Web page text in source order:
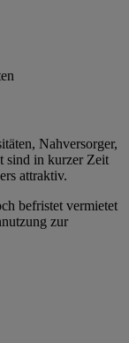
Nahversorger,
sind in kurzer Zeit
attraktiv.
befristet vermietet
zur